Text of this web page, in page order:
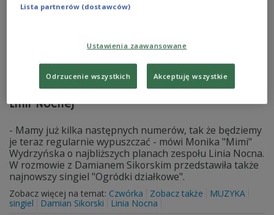
Monika Wydrzyńska o najnowszym singlu
Linii Nocnej
- Mamy już kilka następnych numerów, tak że będziemy
je teraz regularnie wypuszczać - mówi Monika "Mimi"
Wydrzyńska o najbliższych planach zespołu Linia Nocna.
W rozmowie z Damianem Sikorskim przedstawiła także
najnowszy singiel "Ogródki działkowe".
Zobacz więcej na temat: Czwórka Zobacz także
MUZYKA
singiel
Damian Sikorski Linia Nocna
Lista partnerów (dostawców)
Ustawienia zaawansowane
Odrzucenie wszystkich Akceptuję wszystkie